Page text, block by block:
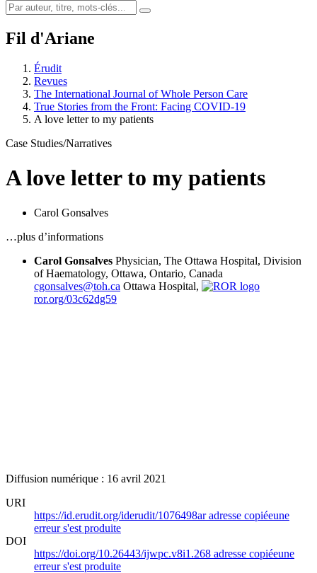
Fil d'Ariane
Érudit
Revues
The International Journal of Whole Person Care
True Stories from the Front: Facing COVID-19
A love letter to my patients
Case Studies/Narratives
A love letter to my patients
Carol Gonsalves
…plus d’informations
Carol Gonsalves Physician, The Ottawa Hospital, Division
of Haematology, Ottawa, Ontario, Canada
cgonsalves@toh.ca Ottawa Hospital,
ror.org/03c62dg59
Diffusion numérique : 16 avril 2021
URI
https://id.erudit.org/iderudit/1076498aradresse copiéeune
erreur s'est produite
DOI
https://doi.org/10.26443/ijwpc.v8i1.268 adresse copiéeune
erreur s'est produite